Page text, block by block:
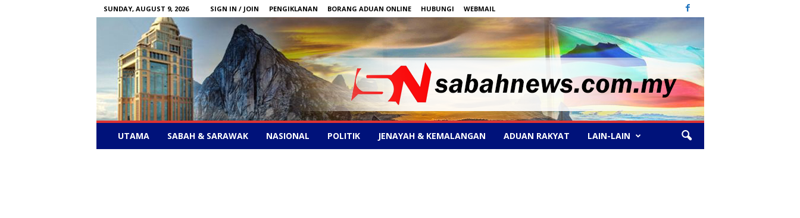
SUNDAY, AUGUST 9, 2026 SIGN IN / JOIN PENGIKLANAN BORANG ADUAN ONLINE HUBUNGI WEBMAIL
–
UTAMA SABAH & SARAWAK NASIONAL POLITIK JENAYAH & KEMALANGAN ADUAN RAKYAT LAIN-LAIN